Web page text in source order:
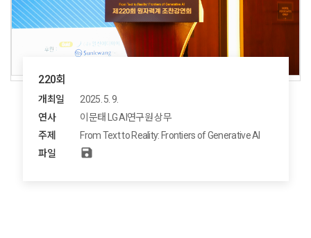
220회
개최일
2025. 5. 9.
연사
이문태 LG AI연구원 상무
주제
From Text to Reality: Frontiers of Generative AI
파일
save